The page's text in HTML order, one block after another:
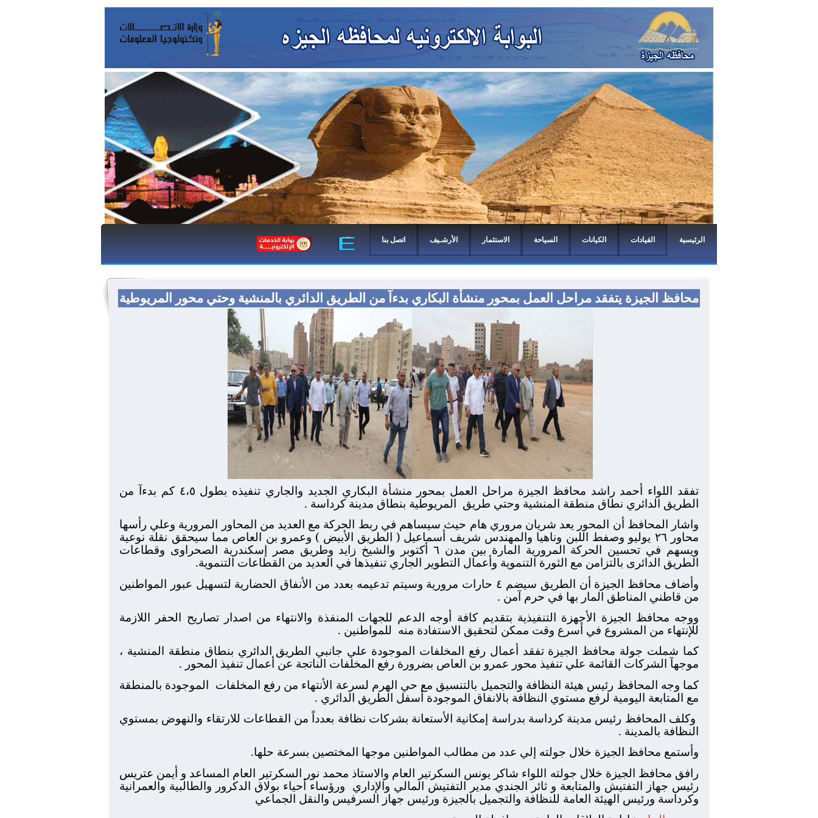
الرئيسية القيادات الكيانات السياحة الاستثمار الأرشـيف اتصل بنا
محافظ الجيزة يتفقد مراحل العمل بمحور منشأة البكاري بدءآ من الطريق الدائري بالمنشية وحتي محور المريوطية
تفقد اللواء أحمد راشد محافظ الجيزة مراحل العمل بمحور منشأة البكاري الجديد والجاري تنفيذه بطول ٤،٥ كم بدءآ من
الطريق الدائري نطاق منطقة المنشية وحتي طريق المريوطية بنطاق مدينة كرداسة .
واشار المحافظ أن المحور يعد شريان مروري هام حيث سيساهم في ربط الحركة مع العديد من المحاور المرورية وعلي رأسها
محاور ٢٦ يوليو وصفط اللبن وناهيا والمهندس شريف أسماعيل ( الطريق الأبيض ) وعمرو بن العاص مما سيحقق نقلة نوعية
ويسهم في تحسين الحركة المرورية المارة بين مدن ٦ أكتوبر والشيخ زايد وطريق مصر إسكندرية الصحراوى وقطاعات
الطريق الدائرى بالتزامن مع الثورة التنموية وأعمال التطوير الجاري تنفيذها في العديد من القطاعات التنموية.
وأضاف محافظ الجيزة أن الطريق سيضم ٤ حارات مرورية وسيتم تدعيمه بعدد من الأنفاق الحضارية لتسهيل عبور المواطنين
من قاطني المناطق المار بها في حرم آمن .
ووجه محافظ الجيزة الأجهزة التنفيذية بتقديم كافة أوجه الدعم للجهات المنفذة والانتهاء من اصدار تصاريح الحفر اللازمة
للإنتهاء من المشروع في أسرع وقت ممكن لتحقيق الاستفادة منه للمواطنين .
كما شملت جولة محافظ الجيزة تفقد أعمال رفع المخلفات الموجودة علي جانبي الطريق الدائري بنطاق منطقة المنشية ،
موجهآ الشركات القائمة علي تنفيذ محور عمرو بن العاص بضرورة رفع المخلفات الناتجة عن أعمال تنفيذ المحور .
كما وجه المحافظ رئيس هيئة النظافة والتجميل بالتنسيق مع حي الهرم لسرعة الأنتهاء من رفع المخلفات الموجودة بالمنطقة
مع المتابعة اليومية لرفع مستوي النظافة بالانفاق الموجودة أسفل الطريق الدائري .
وكلف المحافظ رئيس مدينة كرداسة بدراسة إمكانية الأستعانة بشركات نظافة بعدداً من القطاعات للارتقاء والنهوض بمستوي
النظافة بالمدينة .
وأستمع محافظ الجيزة خلال جولته إلي عدد من مطالب المواطنين موجها المختصين بسرعة حلها.
رافق محافظ الجيزة خلال جولته اللواء شاكر يونس السكرتير العام والاستاذ محمد نور السكرتير العام المساعد و أيمن عتريس
رئيس جهاز التفتيش والمتابعة و ثائر الجندي مدير التفتيش المالي والإداري ورؤساء أحياء بولاق الدكرور والطالبية والعمرانية
وكرداسة ورئيس الهيئة العامة للنظافة والتجميل بالجيزة ورئيس جهاز السرفيس والنقل الجماعي